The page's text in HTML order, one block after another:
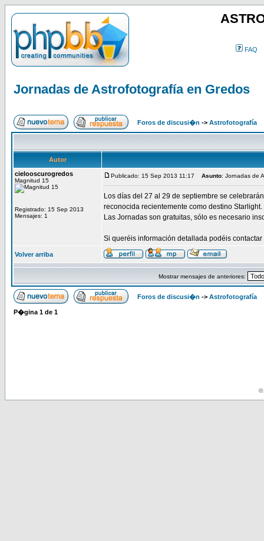
FAQ
Jornadas de Astrofotografía en Gredos
Foros de discusi�n -> Astrofotografía
Autor
cielooscurogredos
Magnitud 15
Registrado: 15 Sep 2013
Mensajes: 1
Publicado: 15 Sep 2013 11:17 Asunto: Jornadas de
Los días del 27 al 29 de septiembre se
reconocida recientemente como destino Starlight.
Las Jornadas son gratuitas, sólo es necesario
Si queréis información detallada podéis
Volver arriba
Mostrar mensajes de anteriores:
Foros de discusi�n -> Astrofotografía
P�gina 1 de 1
©